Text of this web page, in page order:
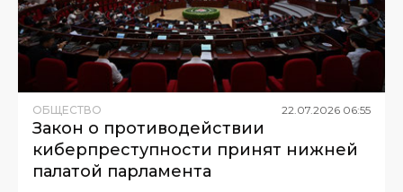
ОБЩЕСТВО 22 07 2026 06:55
Закон о противодействии
киберпреступности принят нижней
палатой парламента